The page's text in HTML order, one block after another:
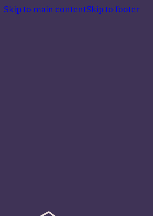
Skip to main contentSkip to footer